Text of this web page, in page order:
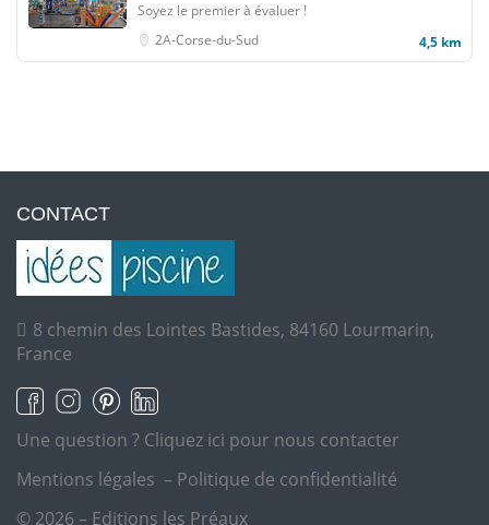
Soyez le premier à évaluer !
2A-Corse-du-Sud
4,5 km
CONTACT
8 chemin des Lointes Bastides, 84160 Lourmarin,
France
Une question ? Cliquez ici pour nous contacter
Mentions légales – Politique de confidentialité
© 2026 – Editions les Préaux